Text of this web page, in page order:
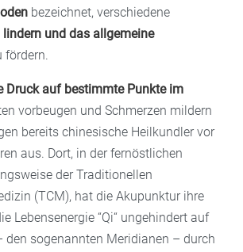
bezeichnet, verschiedene
lindern und das allgemeine
fördern.
Druck auf bestimmte Punkte im
vorbeugen und Schmerzen mildern
bereits chinesische Heilkundler vor
aus. Dort, in der fernöstlichen
der Traditionellen
(TCM), hat die Akupunktur ihre
Lebensenergie “Qi“ ungehindert auf
den sogenannten Meridianen – durch